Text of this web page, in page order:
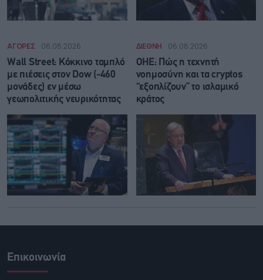
ΑΓΟΡΕΣ 06.08.2026
Wall Street: Κόκκινο ταμπλό
με πιέσεις στον Dow (-460
μονάδες) εν μέσω
γεωπολιτικής νευρικότητας
ΔΙΕΘΝΗ 06.08.2026
ΟΗΕ: Πώς η τεχνητή
νοημοσύνη και τα cryptos
“εξοπλίζουν” το ισλαμικό
κράτος
Επικοινωνία